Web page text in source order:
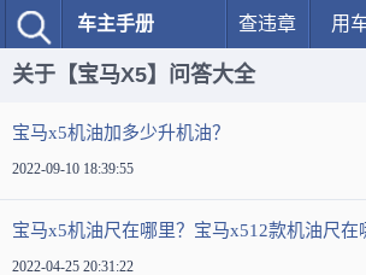
车主手册 查违章 用
关于【宝马X5】问答大全
宝马x5机油加多少升机油？
2022-09-10 18:39:55
宝马x5机油尺在哪里？宝马x512款机油尺在
2022-04-25 20:31:22